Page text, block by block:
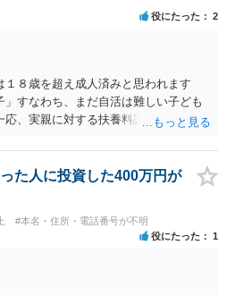
どうかも精査します。 上記を経て、
しょう。 ご理解のとおり、詐欺である
ん。 刑事事件化が出来るのであれば、
りますが、民事上の詐欺の立証以上
ちらについては、一度、最寄りの警察
ください。 具体的な見通しに関して
役にたった 2
８歳を超え成人済みと思われます
すなわち、まだ自活は難しい子ども
応、実親に対する扶養料請求として法
該養育費は実子の進学費用の趣旨も
立大学進学について貴殿が了解したわ
ます。 こうした場合には、支払を拒ん
によって強制される可能性は低いとい
殿の事情を説明し支払えないと実子
す。
た人に投資した400万円が
#本名・住所・電話番号が不明
役にたった 1